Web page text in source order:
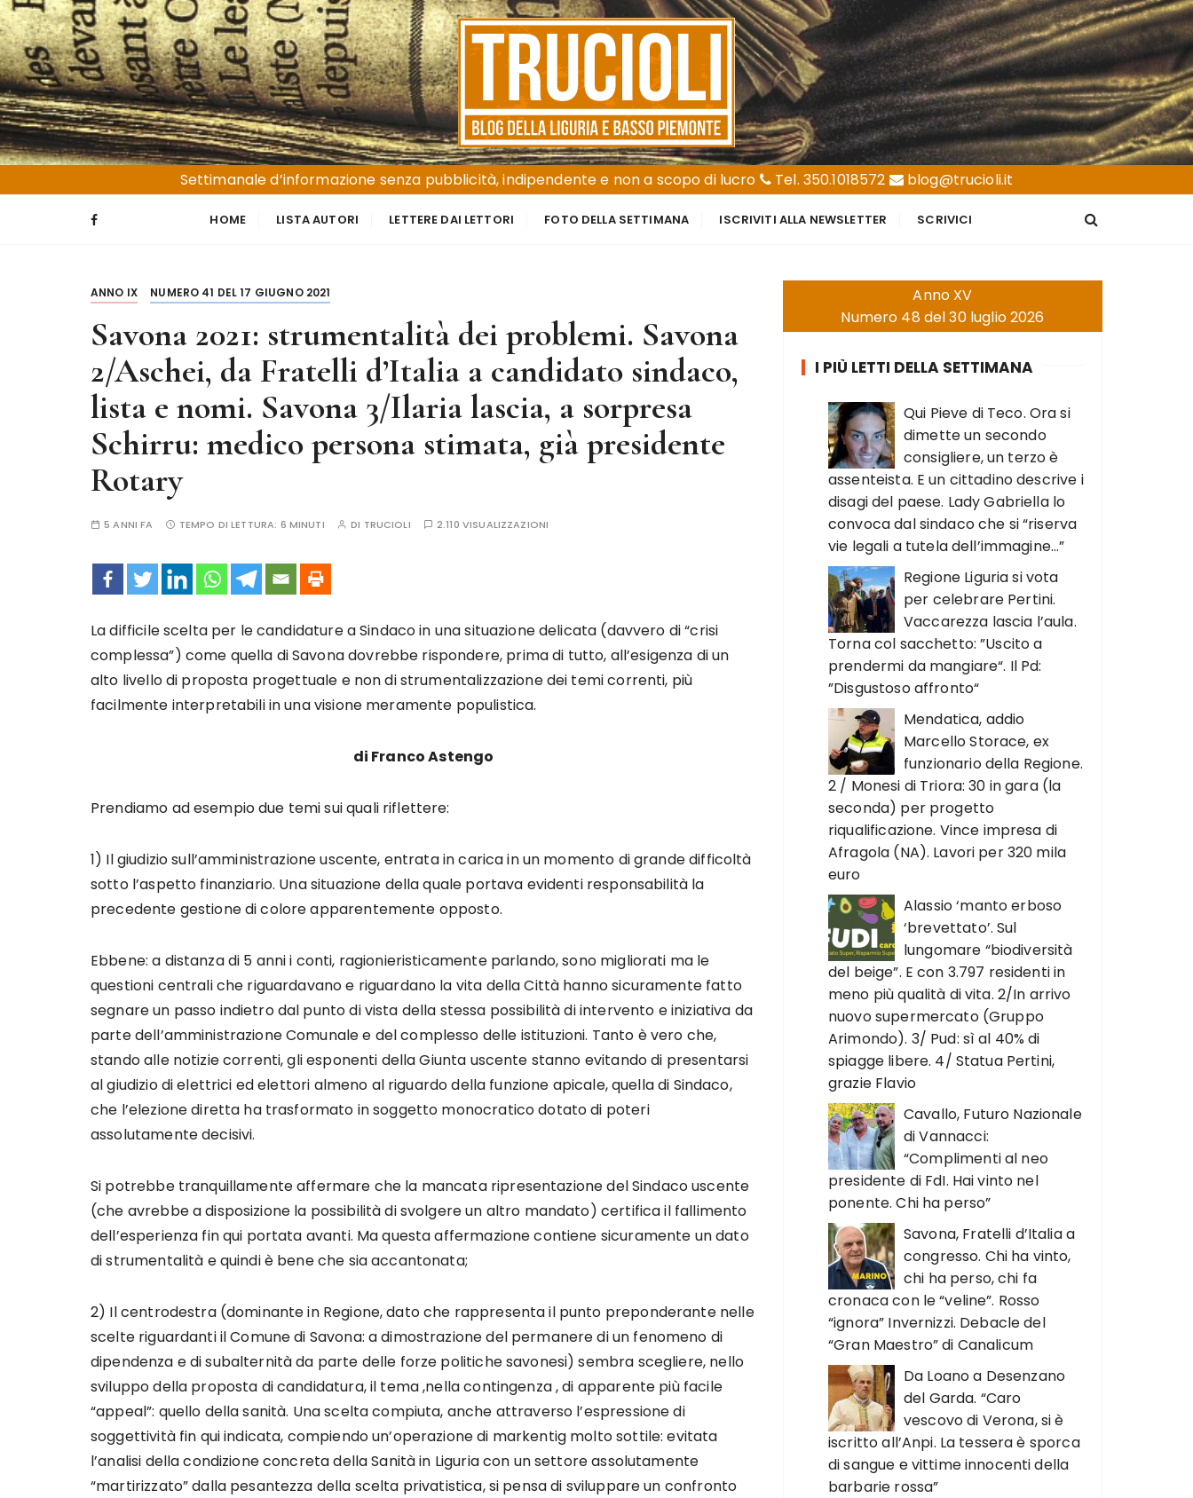
S
a
l
t
a
a
l
c
Trucioli
Liguria e Basso Piemonte
Settimanale d’informazione senza pubblicità, indipendente e non a scopo di lucro
Tel. 350.1018572 blog@trucioli.it
HOME LISTA AUTORI LETTERE DAI LETTORI FOTO DELLA SETTIMANA ISCRIVITI ALLA NEWSLETTER SCRIVICI
ANNO IX NUMERO 41 DEL 17 GIUGNO 2021
Savona 2021: strumentalità dei problemi. Savona
2/Aschei, da Fratelli d’Italia a candidato sindaco,
lista e nomi. Savona 3/Ilaria lascia, a sorpresa
Schirru: medico persona stimata, già presidente
Rotary
5 ANNI FA TEMPO DI LETTURA: 6 MINUTI DI TRUCIOLI 2.110 VISUALIZZAZIONI
La difficile scelta per le candidature a Sindaco in una situazione delicata (davvero di “crisi
complessa”) come quella di Savona dovrebbe rispondere, prima di tutto, all’esigenza di un
alto livello di proposta progettuale e non di strumentalizzazione dei temi correnti, più
facilmente interpretabili in una visione meramente populistica.
di Franco Astengo
Prendiamo ad esempio due temi sui quali riflettere:
1) Il giudizio sull’amministrazione uscente, entrata in carica in un momento di grande difficoltà
sotto l’aspetto finanziario. Una situazione della quale portava evidenti responsabilità la
precedente gestione di colore apparentemente opposto.
Ebbene: a distanza di 5 anni i conti, ragionieristicamente parlando, sono migliorati ma le
questioni centrali che riguardavano e riguardano la vita della Città hanno sicuramente fatto
segnare un passo indietro dal punto di vista della stessa possibilità di intervento e iniziativa da
parte dell’amministrazione Comunale e del complesso delle istituzioni. Tanto è vero che,
stando alle notizie correnti, gli esponenti della Giunta uscente stanno evitando di presentarsi
al giudizio di elettrici ed elettori almeno al riguardo della funzione apicale, quella di Sindaco,
che l’elezione diretta ha trasformato in soggetto monocratico dotato di poteri
assolutamente decisivi.
Si potrebbe tranquillamente affermare che la mancata ripresentazione del Sindaco uscente
(che avrebbe a disposizione la possibilità di svolgere un altro mandato) certifica il fallimento
dell’esperienza fin qui portata avanti. Ma questa affermazione contiene sicuramente un dato
di strumentalità e quindi è bene che sia accantonata;
2) Il centrodestra (dominante in Regione, dato che rappresenta il punto preponderante nelle
scelte riguardanti il Comune di Savona: a dimostrazione del permanere di un fenomeno di
dipendenza e di subalternità da parte delle forze politiche savonesi) sembra scegliere, nello
sviluppo della proposta di candidatura, il tema ,nella contingenza , di apparente più facile
“appeal”: quello della sanità. Una scelta compiuta, anche attraverso l’espressione di
soggettività fin qui indicata, compiendo un’operazione di markentig molto sottile: evitata
l’analisi della condizione concreta della Sanità in Liguria con un settore assolutamente
“martirizzato” dalla pesantezza della scelta privatistica, si pensa di sviluppare un confronto
Anno XV
Numero 48 del 30 luglio 2026
I PIÙ LETTI DELLA SETTIMANA
Qui Pieve di Teco. Ora si
dimette un secondo
consigliere, un terzo è
assenteista. E un cittadino descrive i
disagi del paese. Lady Gabriella lo
convoca dal sindaco che si “riserva
vie legali a tutela dell’immagine…”
Regione Liguria si vota
per celebrare Pertini.
Vaccarezza lascia l’aula.
Torna col sacchetto: ”Uscito a
prendermi da mangiare“. Il Pd:
”Disgustoso affronto“
Mendatica, addio
Marcello Storace, ex
funzionario della Regione.
2 / Monesi di Triora: 30 in gara (la
seconda) per progetto
riqualificazione. Vince impresa di
Afragola (NA). Lavori per 320 mila
euro
Alassio ‘manto erboso
‘brevettato’. Sul
lungomare “biodiversità
del beige”. E con 3.797 residenti in
meno più qualità di vita. 2/In arrivo
nuovo supermercato (Gruppo
Arimondo). 3/ Pud: sì al 40% di
spiagge libere. 4/ Statua Pertini,
grazie Flavio
Cavallo, Futuro Nazionale
di Vannacci:
“Complimenti al neo
presidente di FdI. Hai vinto nel
ponente. Chi ha perso”
Savona, Fratelli d’Italia a
congresso. Chi ha vinto,
chi ha perso, chi fa
cronaca con le “veline”. Rosso
“ignora” Invernizzi. Debacle del
“Gran Maestro” di Canalicum
Da Loano a Desenzano
del Garda. “Caro
vescovo di Verona, si è
iscritto all’Anpi. La tessera è sporca
di sangue e vittime innocenti della
barbarie rossa”